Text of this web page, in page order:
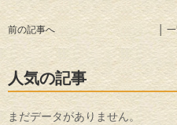
前の記事へ │
人気の記事
まだデータがありません。